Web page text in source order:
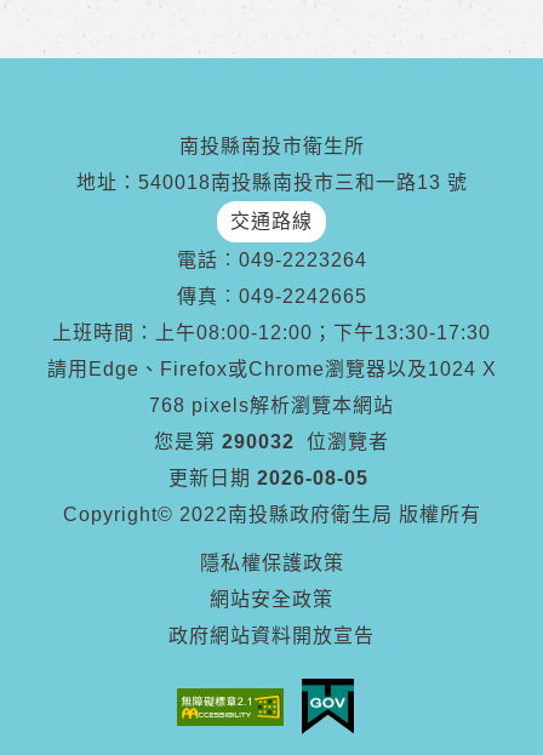
南投縣南投市衛生所
地址：540018南投縣南投市三和一路13 號
交通路線
電話︰ 049-2223264
傳真︰ 049-2242665
上班時間：上午08:00-12:00；下午13:30-17:30
請用Edge、Firefox或Chrome瀏覽器以及1024 X
768 pixels解析瀏覽本網站
您是第 290032
位瀏覽者
更新日期 2026-08-05
Copyright© 2022南投縣政府衛生局 版權所有
隱私權保護政策
網站安全政策
政府網站資料開放宣告